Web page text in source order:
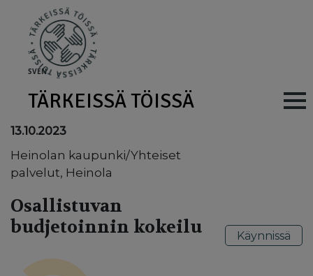
SVEN
TÄRKEISSÄ TÖISSÄ Main
13.10.2023
Heinolan kaupunki/Yhteiset
palvelut, Heinola
Osallistuvan
budjetoinnin kokeilu
Käynnissä